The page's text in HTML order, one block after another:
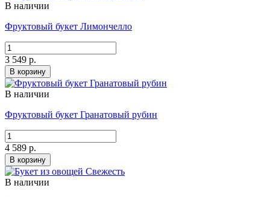
В наличии
Фруктовый букет Лимончелло
3 549 р.
В корзину
В наличии
Фруктовый букет Гранатовый рубин
4 589 р.
В корзину
В наличии